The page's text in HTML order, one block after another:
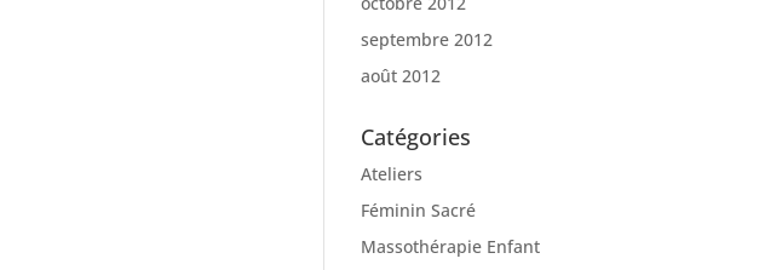
septembre 2012
août 2012
Catégories
Ateliers
Féminin Sacré
Massothérapie Enfant